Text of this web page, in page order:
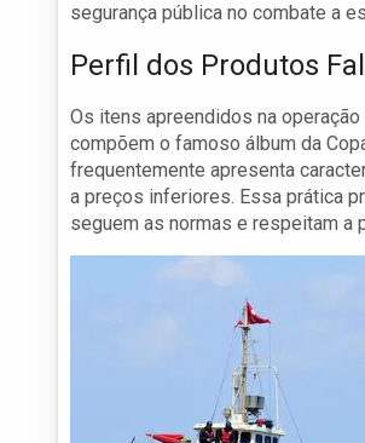
segurança pública no combate a
Perfil dos Produtos
Os itens apreendidos na
compõem o famoso álbum da
frequentemente apresenta
a preços inferiores. Essa prática
seguem as normas e respeitam a